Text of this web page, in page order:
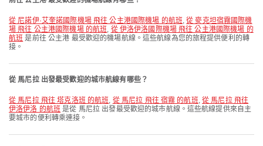
從 尼諾伊·艾奎諾國際機場 飛往 公主港國際機場 的航班,從 麥克坦宿霧國際機
場 飛往 公主港國際機場 的航班, 從 伊洛伊洛國際機場 飛往 公主港國際機場 的
航班 是前往 公主港 最受歡迎的機場航線。這些航線為您的旅程提供便利的轉
接。
從 馬尼拉 出發最受歡迎的城市航線有哪些？
從 馬尼拉 飛往 塔克洛班 的航班, 從 馬尼拉 飛往 宿霧 的航班,從 馬尼拉 飛往
伊洛伊洛 的航班 是從 馬尼拉 出發最受歡迎的城市航線。這些航線提供來自主
要城市的便利轉乘連接。